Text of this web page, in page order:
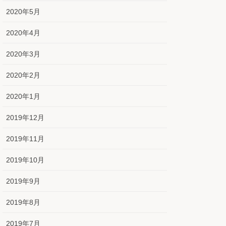
2020年5月
2020年4月
2020年3月
2020年2月
2020年1月
2019年12月
2019年11月
2019年10月
2019年9月
2019年8月
2019年7月